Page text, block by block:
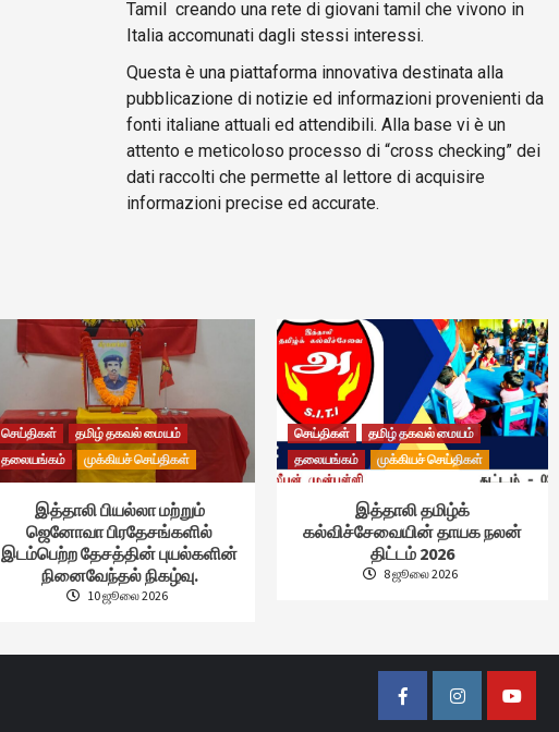
Tamil creando una rete di giovani tamil che vivono in
Italia accomunati dagli stessi interessi.
Questa è una piattaforma innovativa destinata alla
pubblicazione di notizie ed informazioni provenienti da
fonti italiane attuali ed attendibili. Alla base vi è un
attento e meticoloso processo di “cross checking” dei
dati raccolti che permette al lettore di acquisire
informazioni precise ed accurate.
செய்திகள்
தமிழ் தகவல் மையம்
தலையங்கம்
முக்கியச் செய்திகள்
இத்தாலி பியல்லா மற்றும்
ஜெனோவா பிரதேசங்களில்
இடம்பெற்ற தேசத்தின் புயல்களின்
நினைவேந்தல் நிகழ்வு.
10 ஜூலை 2026
செய்திகள்
தமிழ் தகவல் மையம்
தலையங்கம்
முக்கியச் செய்திகள்
இத்தாலி தமிழ்க்
கல்விச்சேவையின் தாயக நலன்
திட்டம் 2026
8 ஜூலை 2026
FacebookInstagram